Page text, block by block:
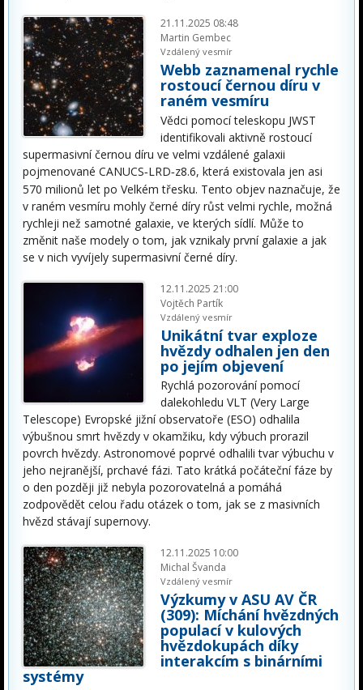
21.11.2025 08:48
Martin Gembec
Vzdálený vesmír
Webb zaznamenal rychle
rostoucí černou díru v
raném vesmíru
Vědci pomocí teleskopu JWST
identifikovali aktivně rostoucí
supermasivní černou díru ve velmi vzdálené galaxii
pojmenované CANUCS‑LRD‑z8.6, která existovala jen asi
570 milionů let po Velkém třesku. Tento objev naznačuje, že
v raném vesmíru mohly černé díry růst velmi rychle, možná
rychleji než samotné galaxie, ve kterých sídlí. Může to
změnit naše modely o tom, jak vznikaly první galaxie a jak
se v nich vyvíjely supermasivní černé díry.
12.11.2025 21:00
Vojtěch Partík
Vzdálený vesmír
Unikátní tvar exploze
hvězdy odhalen jen den
po jejím objevení
Rychlá pozorování pomocí
dalekohledu VLT (Very Large
Telescope) Evropské jižní observatoře (ESO) odhalila
výbušnou smrt hvězdy v okamžiku, kdy výbuch prorazil
povrch hvězdy. Astronomové poprvé odhalili tvar výbuchu v
jeho nejranější, prchavé fázi. Tato krátká počáteční fáze by
o den později již nebyla pozorovatelná a pomáhá
zodpovědět celou řadu otázek o tom, jak se z masivních
hvězd stávají supernovy.
12.11.2025 10:00
Michal Švanda
Vzdálený vesmír
Výzkumy v ASU AV ČR
(309): Míchání hvězdných
populací v kulových
hvězdokupách díky
interakcím s binárními
systémy